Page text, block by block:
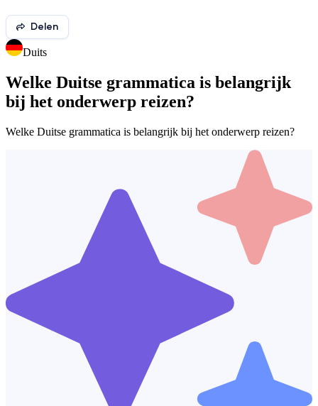
Delen
Duits
Welke Duitse grammatica is belangrijk
bij het onderwerp reizen?
Welke Duitse grammatica is belangrijk bij het onderwerp reizen?